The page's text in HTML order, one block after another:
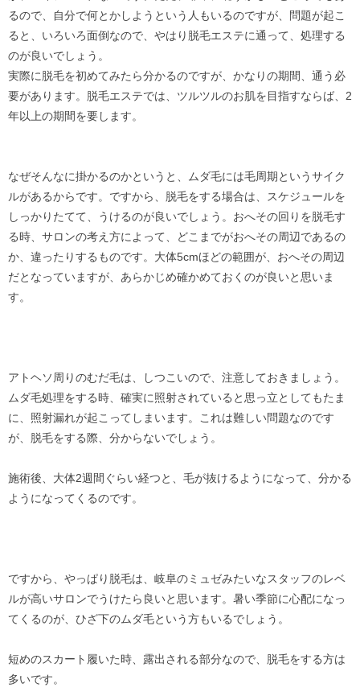
るので、自分で何とかしようという人もいるのですが、問題が起こ
ると、いろいろ面倒なので、やはり脱毛エステに通って、処理する
のが良いでしょう。
実際に脱毛を初めてみたら分かるのですが、かなりの期間、通う必
要があります。脱毛エステでは、ツルツルのお肌を目指すならば、2
年以上の期間を要します。
なぜそんなに掛かるのかというと、ムダ毛には毛周期というサイク
ルがあるからです。ですから、脱毛をする場合は、スケジュールを
しっかりたてて、うけるのが良いでしょう。おへその回りを脱毛す
る時、サロンの考え方によって、どこまでがおへその周辺であるの
か、違ったりするものです。大体5cmほどの範囲が、おへその周辺
だとなっていますが、あらかじめ確かめておくのが良いと思いま
す。
アトヘソ周りのむだ毛は、しつこいので、注意しておきましょう。
ムダ毛処理をする時、確実に照射されていると思っ立としてもたま
に、照射漏れが起こってしまいます。これは難しい問題なのです
が、脱毛をする際、分からないでしょう。
施術後、大体2週間ぐらい経つと、毛が抜けるようになって、分かる
ようになってくるのです。
ですから、やっぱり脱毛は、岐阜のミュゼみたいなスタッフのレベ
ルが高いサロンでうけたら良いと思います。暑い季節に心配になっ
てくるのが、ひざ下のムダ毛という方もいるでしょう。
短めのスカート履いた時、露出される部分なので、脱毛をする方は
多いです。